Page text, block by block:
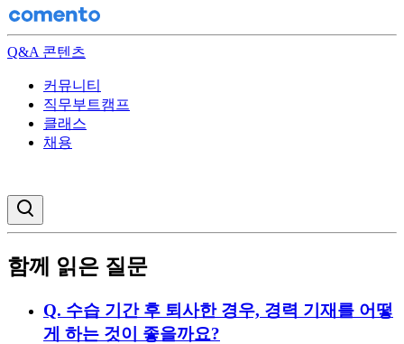
Q&A 콘텐츠
커뮤니티
직무부트캠프
클래스
채용
함께 읽은 질문
Q. 수습 기간 후 퇴사한 경우, 경력 기재를 어떻
게 하는 것이 좋을까요?